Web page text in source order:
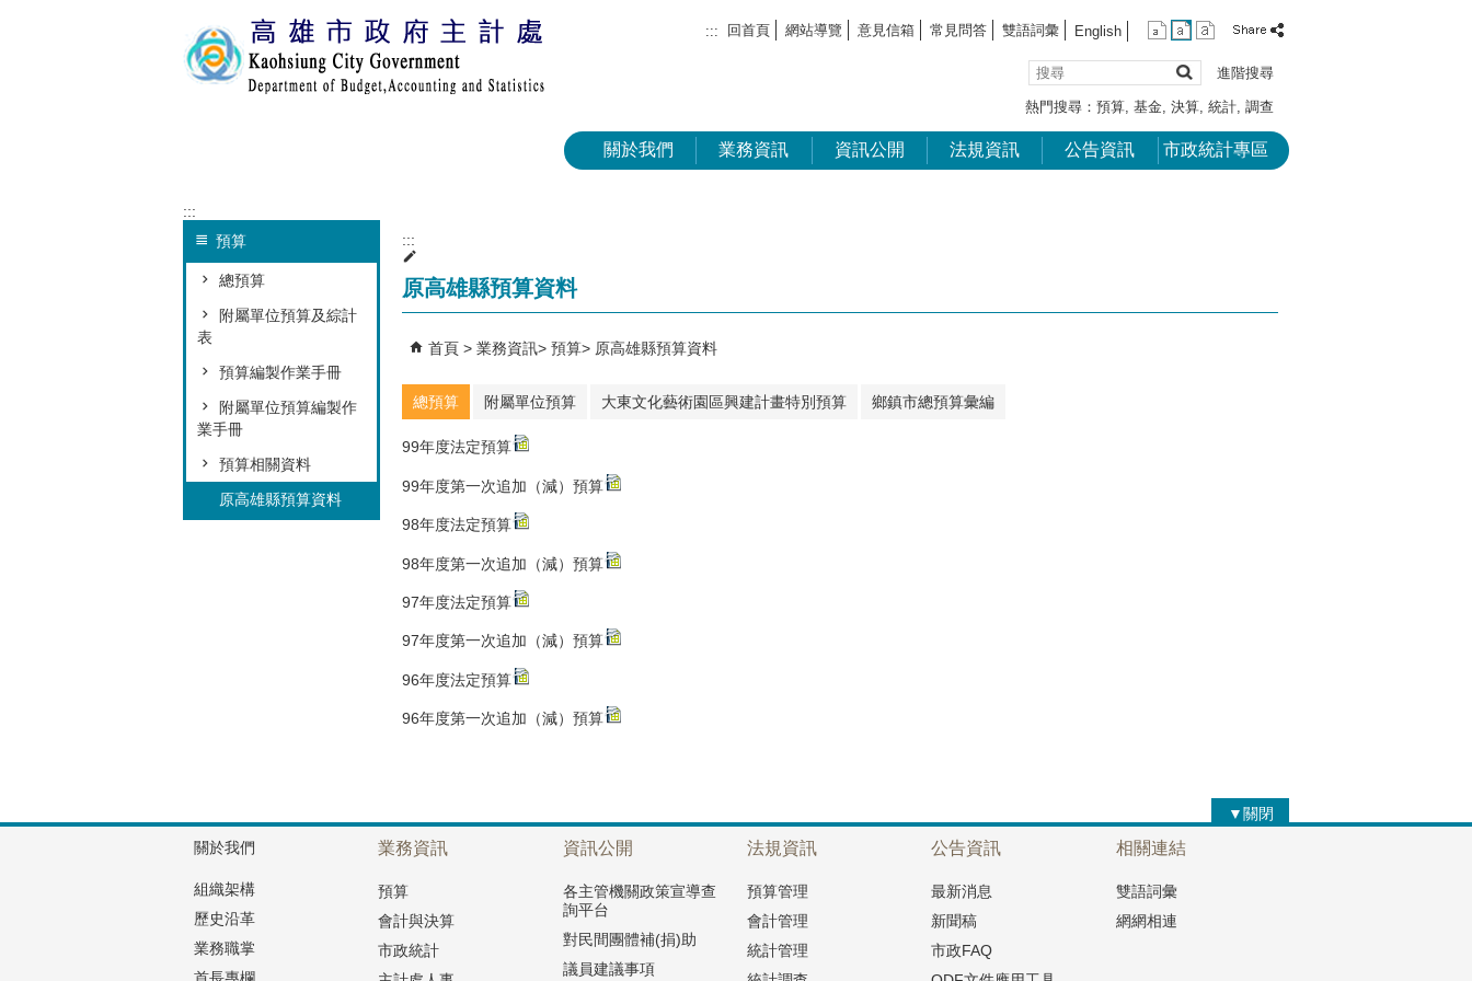
::: 回首頁 網站導覽 意見信箱 常見問答 雙語詞彙 English
搜
尋
進階搜尋
熱門搜尋： 預算 基金 決算 統計 調查
關於我們 業務資訊 資訊公開 法規資訊 公告資訊 市政統計專區
:::
預算
總預算
附屬單位預算及綜計
表
預算編製作業手冊
附屬單位預算編製作
業手冊
預算相關資料
原高雄縣預算資料
:::
原高雄縣預算資料
首頁 業務資訊 預算 原高雄縣預算資料
總預算 附屬單位預算 大東文化藝術園區興建計畫特別預算 鄉鎮市總預算彙編
99年度法定預算
99年度第一次追加（減）預算
98年度法定預算
98年度第一次追加（減）預算
97年度法定預算
97年度第一次追加（減）預算
96年度法定預算
96年度第一次追加（減）預算
▼關閉
關於我們
組織架構
歷史沿革
業務職掌
業務資訊
預算
會計與決算
市政統計
資訊公開
各主管機關政策宣導查
詢平台
對民間團體補(捐)助
議員建議事項
法規資訊
預算管理
會計管理
統計管理
公告資訊
最新消息
新聞稿
市政FAQ
相關連結
雙語詞彙
網網相連